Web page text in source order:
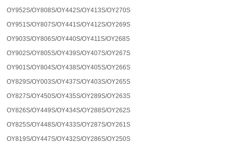
OY952S/OY808S/OY442S/OY413S/OY270S
OY951S/OY807S/OY441S/OY412S/OY269S
OY903S/OY806S/OY440S/OY411S/OY268S
OY902S/OY805S/OY439S/OY407S/OY267S
OY901S/OY804S/OY438S/OY405S/OY266S
OY829S/OY003S/OY437S/OY403S/OY265S
OY827S/OY450S/OY435S/OY289S/OY263S
OY826S/OY449S/OY434S/OY288S/OY262S
OY825S/OY448S/OY433S/OY287S/OY261S
OY819S/OY447S/OY432S/OY286S/OY250S